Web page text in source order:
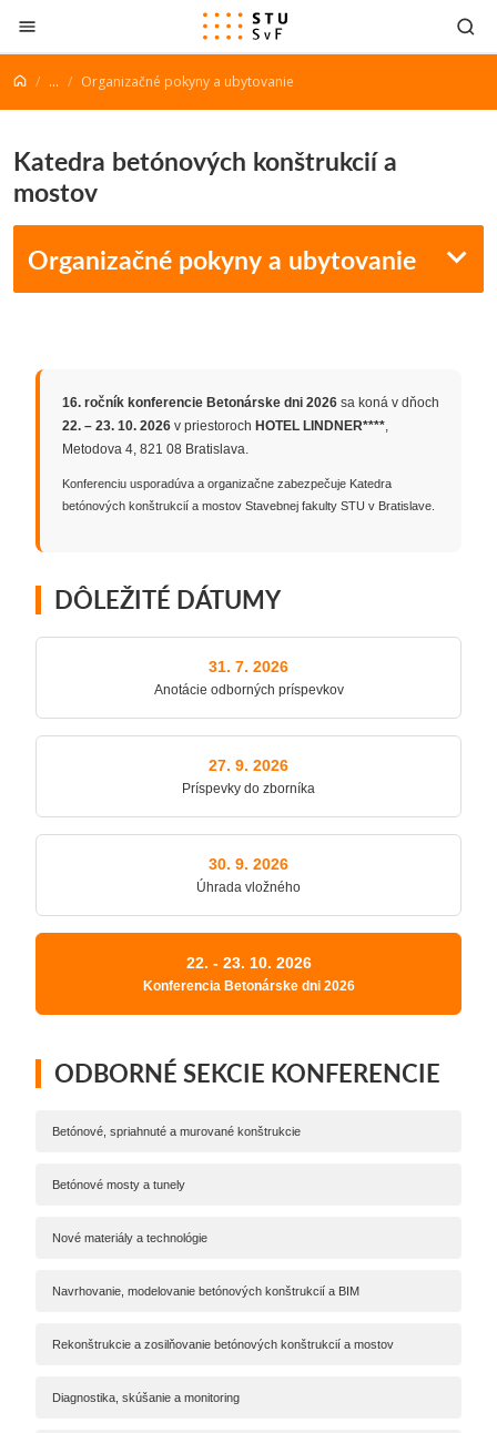
Prejsť na obsah
... Organizačné pokyny a ubytovanie
Katedra betónových konštrukcií a
mostov
Organizačné pokyny a ubytovanie
16. ročník konferencie Betonárske dni 2026 sa koná v dňoch
22. – 23. 10. 2026 v priestoroch HOTEL LINDNER****,
Metodova 4, 821 08 Bratislava.
Konferenciu usporadúva a organizačne zabezpečuje Katedra
betónových konštrukcií a mostov Stavebnej fakulty STU v Bratislave.
DÔLEŽITÉ DÁTUMY
31. 7. 2026
Anotácie odborných príspevkov
27. 9. 2026
Príspevky do zborníka
30. 9. 2026
Úhrada vložného
22. - 23. 10. 2026
Konferencia Betonárske dni 2026
ODBORNÉ SEKCIE KONFERENCIE
Betónové, spriahnuté a murované konštrukcie
Betónové mosty a tunely
Nové materiály a technológie
Navrhovanie, modelovanie betónových konštrukcií a BIM
Rekonštrukcie a zosilňovanie betónových konštrukcií a mostov
Diagnostika, skúšanie a monitoring